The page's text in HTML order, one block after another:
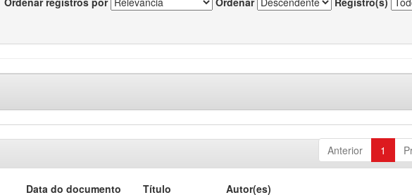
Anterior 1
Data do documento Título Autor(es)